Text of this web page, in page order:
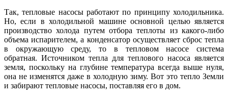
Так, тепловые насосы работают по принципу холодильника.
Но, если в холодильной машине основной целью является
производство холода путем отбора теплоты из какого-либо
объема испарителем, а конденсатор осуществляет сброс тепла
в окружающую среду, то в тепловом насосе система
обратная. Источником тепла для теплового насоса является
земля, поскольку на глубине температура всегда выше нуля,
она не изменятся даже в холодную зиму. Вот это тепло Земли
и забирают тепловые насосы, поставляя его в дом.